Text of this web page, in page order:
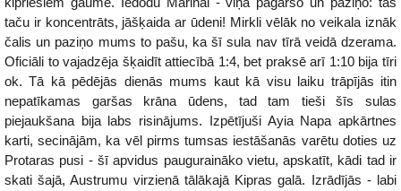
taču ir koncentrāts, jāšķaida ar ūdeni! Mirkli vēlāk no veikala iznāk
čalis un paziņo mums to pašu, ka šī sula nav tīrā veidā dzerama.
Oficiāli to vajadzēja šķaidīt attiecībā 1:4, bet praksē arī 1:10 bija tīri
ok. Tā kā pēdējās dienās mums kaut kā visu laiku trāpījās itin
nepatīkamas garšas krāna ūdens, tad tam tieši šīs sulas
piejaukšana bija labs risinājums. Izpētījuši Ayia Napa apkārtnes
karti, secinājām, ka vēl pirms tumsas iestāšanās varētu doties uz
Protaras pusi - šī apvidus pauguraināko vietu, apskatīt, kādi tad ir
skati šajā, Austrumu virzienā tālākajā Kipras galā. Izrādījās - labi